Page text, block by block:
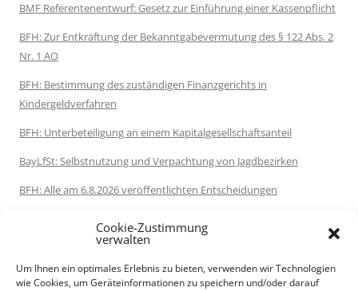
Cookie-Zustimmung
verwalten
Um Ihnen ein optimales Erlebnis zu bieten, verwenden wir Technologien
wie Cookies, um Geräteinformationen zu speichern und/oder darauf
BMF Referentenentwurf: Gesetz zur Einführung einer Kassenpflicht
BFH: Zur Entkräftung der Bekanntgabevermutung des § 122 Abs. 2
Nr. 1 AO
BFH: Bestimmung des zuständigen Finanzgerichts in
Kindergeldverfahren
BFH: Unterbeteiligung an einem Kapitalgesellschaftsanteil
BayLfSt: Selbstnutzung und Verpachtung von Jagdbezirken
BFH: Alle am 6.8.2026 veröffentlichten Entscheidungen
kommerzialisierbaren Teils eines Namensrechts
FG Berlin-Brandenburg: Pauschale Beihilfe kürzt
Sonderausgabenabzug